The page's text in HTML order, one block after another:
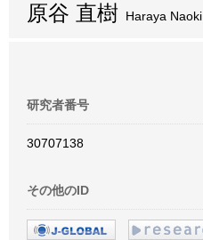
原谷 直樹 Haraya Naoki
研究者番号
30707138
その他のID